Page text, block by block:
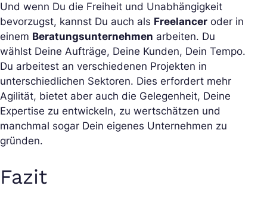
Und wenn Du die Freiheit und Unabhängigkeit
bevorzugst, kannst Du auch als Freelancer oder in
einem Beratungsunternehmen arbeiten. Du
wählst Deine Aufträge, Deine Kunden, Dein Tempo.
Du arbeitest an verschiedenen Projekten in
unterschiedlichen Sektoren. Dies erfordert mehr
Agilität, bietet aber auch die Gelegenheit, Deine
Expertise zu entwickeln, zu wertschätzen und
manchmal sogar Dein eigenes Unternehmen zu
gründen.
Fazit